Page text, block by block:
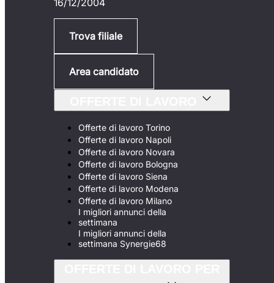
16/12/2004
Trova filiale
Area candidato
Offerte di lavoro Torino
Offerte di lavoro Napoli
Offerte di lavoro Novara
Offerte di lavoro Bologna
Offerte di lavoro Siena
Offerte di lavoro Modena
Offerte di lavoro Milano
I migliori annunci della
settimana
I migliori annunci della
settimana Synergie68